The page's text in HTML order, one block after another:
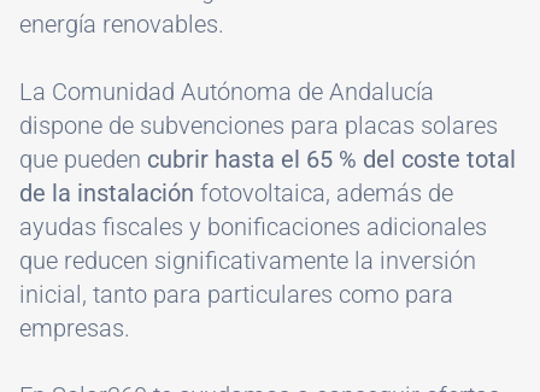
energía renovables.
La Comunidad Autónoma de Andalucía
dispone de subvenciones para placas solares
que pueden cubrir hasta el 65 % del coste total
de la instalación fotovoltaica, además de
ayudas fiscales y bonificaciones adicionales
que reducen significativamente la inversión
inicial, tanto para particulares como para
empresas.